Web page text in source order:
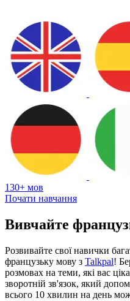
130+ мов
Почати навчання
Вивчайте
Розвивайте свої навички
французьку мову з Talkpal!
розмовах на теми, які вас
зворотній зв'язок, який
всього 10 хвилин на день